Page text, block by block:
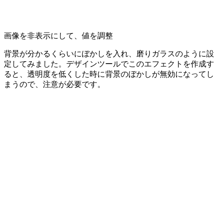
画像を非表示にして、値を調整
背景が分かるくらいにぼかしを入れ、磨りガラスのように設
定してみました。デザインツールでこのエフェクトを作成す
ると、透明度を低くした時に背景のぼかしが無効になってし
まうので、注意が必要です。